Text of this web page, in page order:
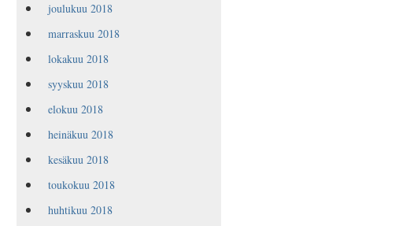
joulukuu 2018
marraskuu 2018
lokakuu 2018
syyskuu 2018
elokuu 2018
heinäkuu 2018
kesäkuu 2018
toukokuu 2018
huhtikuu 2018